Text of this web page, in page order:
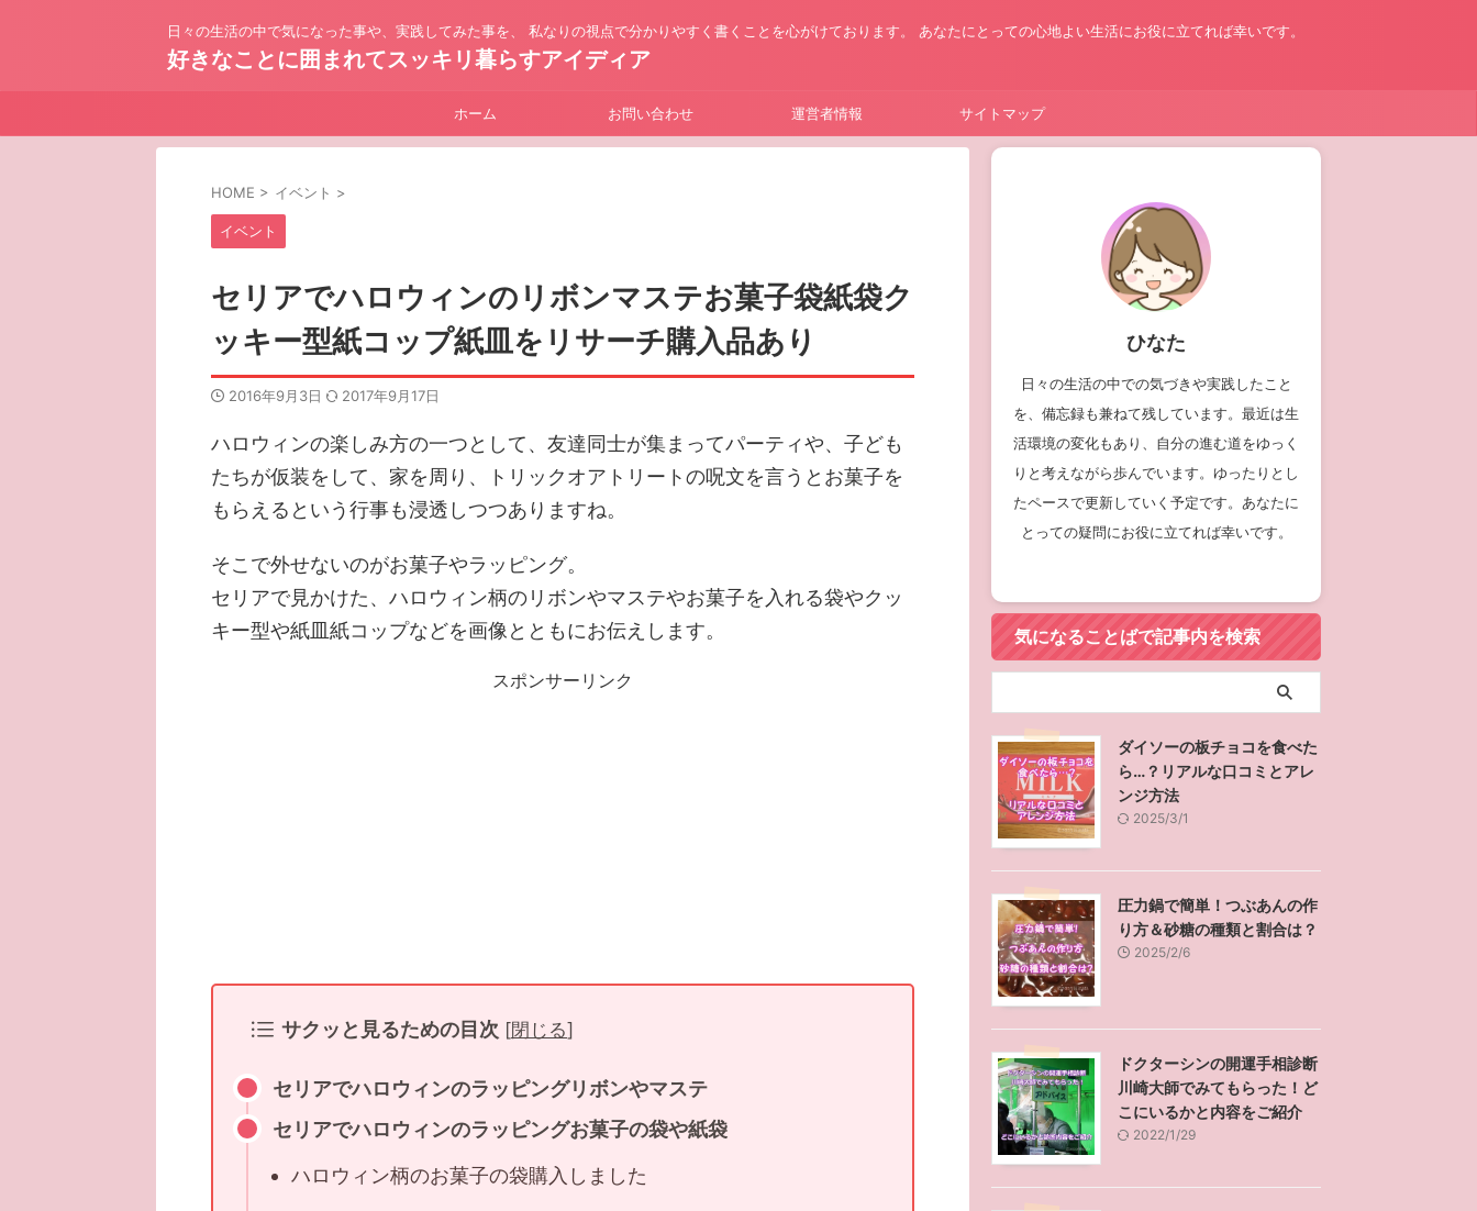
日々の生活の中で気になった事や、実践してみた事を、 私なりの視点で分かりやすく書くことを心がけております。 あなたにとっての心地よい生活にお役に立てれば幸いです。
好きなことに囲まれてスッキリ暮らすアイディア
ホーム お問い合わせ 運営者情報 サイトマップ
HOME > イベント >
イベント
セリアでハロウィンのリボンマステお菓子袋紙袋ク
ッキー型紙コップ紙皿をリサーチ購入品あり
2016年9月3日 2017年9月17日
ハロウィンの楽しみ方の一つとして、友達同士が集まってパーティや、子ども
たちが仮装をして、家を周り、トリックオアトリートの呪文を言うとお菓子を
もらえるという行事も浸透しつつありますね。
そこで外せないのがお菓子やラッピング。
セリアで見かけた、ハロウィン柄のリボンやマステやお菓子を入れる袋やクッ
キー型や紙皿紙コップなどを画像とともにお伝えします。
スポンサーリンク
サクッと見るための目次 [閉じる]
セリアでハロウィンのラッピングリボンやマステ
セリアでハロウィンのラッピングお菓子の袋や紙袋
ハロウィン柄のお菓子の袋購入しました
ひなた
日々の生活の中での気づきや実践したこと
を、備忘録も兼ねて残しています。最近は生
活環境の変化もあり、自分の進む道をゆっく
りと考えながら歩んでいます。ゆったりとし
たペースで更新していく予定です。あなたに
とっての疑問にお役に立てれば幸いです。
気になることばで記事内を検索
ダイソーの板チョコを食べた
ら…？リアルな口コミとアレ
ンジ方法
2025/3/1
圧力鍋で簡単！つぶあんの作
り方＆砂糖の種類と割合は？
2025/2/6
ドクターシンの開運手相診断
川崎大師でみてもらった！ど
こにいるかと内容をご紹介
2022/1/29